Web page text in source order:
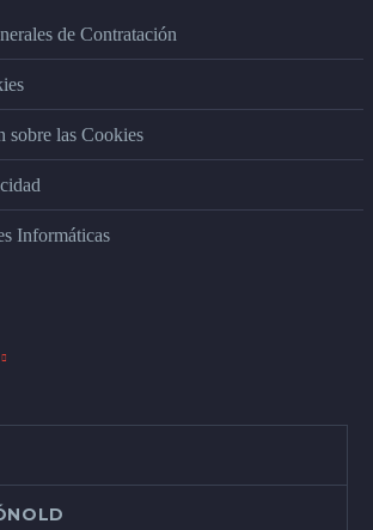
de Contratación
sobre las Cookies
Informáticas